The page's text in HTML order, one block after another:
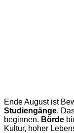
Ende August ist
Studiengänge.
beginnen. Börde
Kultur, hoher